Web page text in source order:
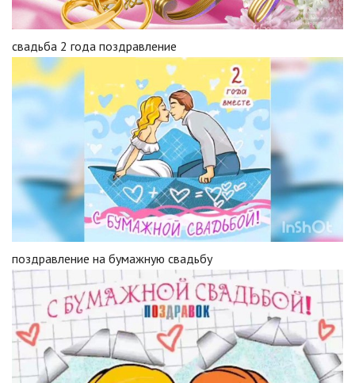
свадьба 2 года поздравление
поздравление на бумажную свадьбу